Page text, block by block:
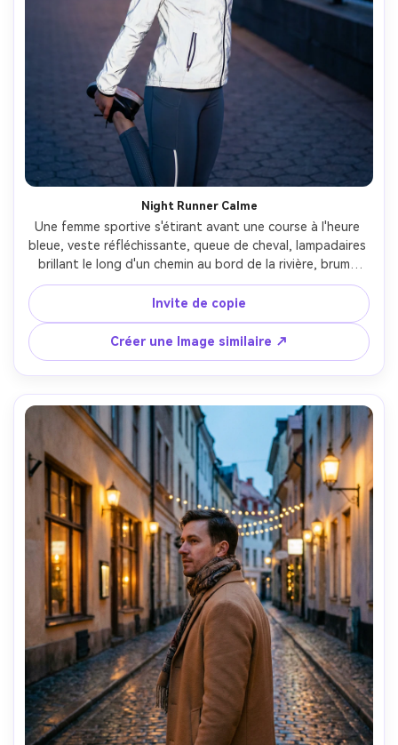
Night Runner Calme
Une femme sportive s'étirant avant une course à l'heure
bleue, veste réfléchissante, queue de cheval, lampadaires
brillant le long d'un chemin au bord de la rivière, brume
fraîche et horizon lointain bokeh, photographié sur Nikon
Z8, 50mm f/1.8, trois quarts de cadre, ambiance sportive
propre, mise au point nette, peau réaliste, classement
des couleurs moderne- -ar 4:5
Invite de copie
Créer une Image similaire ↗